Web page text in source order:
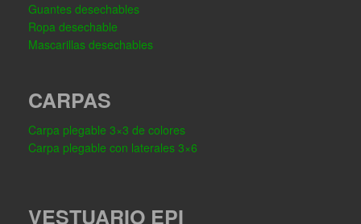
Guantes desechables
Ropa desechable
Mascarillas desechables
CARPAS
Carpa plegable 3×3 de colores
Carpa plegable con laterales 3×6
VESTUARIO EPI